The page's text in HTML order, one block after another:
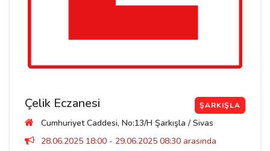
Çelik Eczanesi ŞARKIŞLA
Cumhuriyet Caddesi, No:13/H Şarkışla / Sivas
28.06.2025 18:00 - 29.06.2025 08:30 arasında